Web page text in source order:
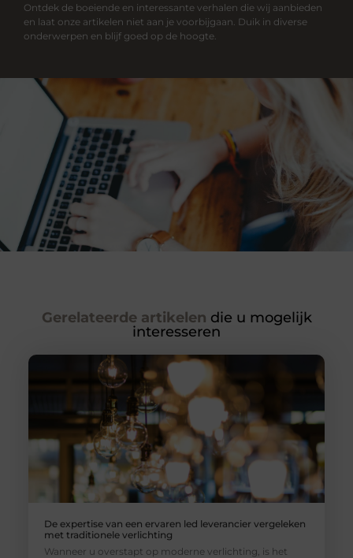
Ontdek de boeiende en interessante verhalen die wij aanbieden
en laat onze artikelen niet aan je voorbijgaan. Duik in diverse
onderwerpen en blijf goed op de hoogte.
Gerelateerde artikelen die u mogelijk
interesseren
De expertise van een ervaren led leverancier vergeleken
met traditionele verlichting
Wanneer u overstapt op moderne verlichting, is het